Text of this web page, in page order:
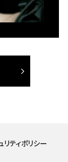
ティポリシー